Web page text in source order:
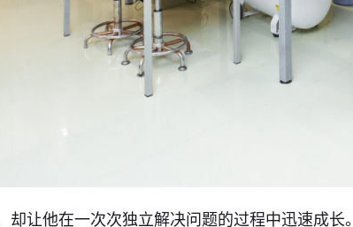
却让他在一次次独立解决问题的过程中迅速成长。